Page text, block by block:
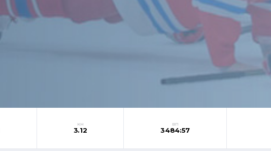
КН
3.12
ВП
3484:57